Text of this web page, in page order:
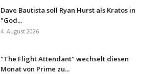
Dave Bautista soll Ryan Hurst als Kratos in
"God...
4. August 2026
"The Flight Attendant" wechselt diesen
Monat von Prime zu...